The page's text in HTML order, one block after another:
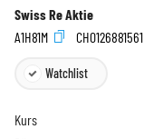
Swiss Re Aktie
A1H81M
CH0126881561
Watchlist
Kurs